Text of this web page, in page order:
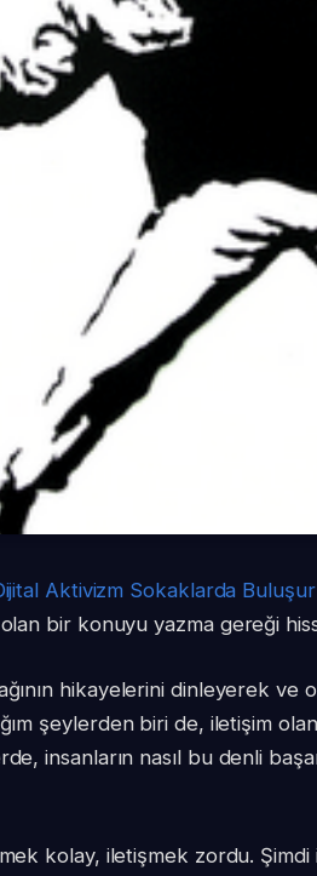
Aktivizm Sokaklarda
olan bir konuyu yazma gereği
hikayelerini dinleyerek ve
şeylerden biri de, iletişim
insanların nasıl bu denli
kolay, iletişmek zordu.